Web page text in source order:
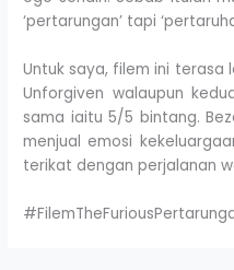
‘pertarungan’ tapi
Untuk saya, filem ini terasa
Unforgiven walaupun
sama iaitu 5/5 bintang.
menjual emosi
terikat dengan perjalanan